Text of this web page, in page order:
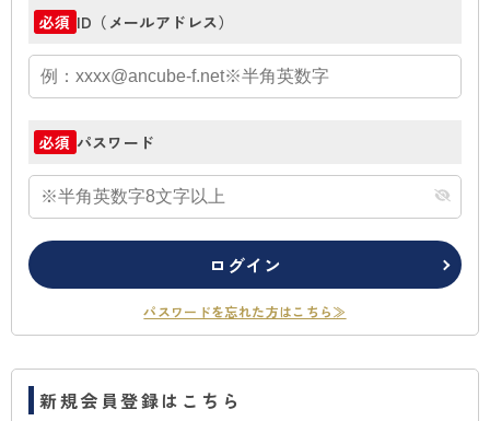
必須 ID（メールアドレス）
必須 パスワード
ログイン
パスワードを忘れた方はこちら≫
新規会員登録はこちら